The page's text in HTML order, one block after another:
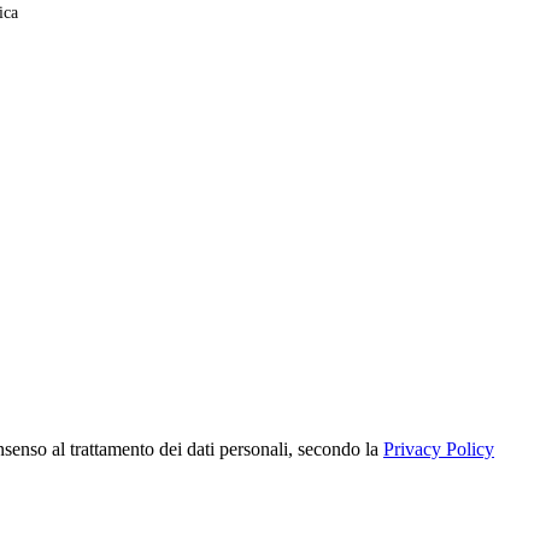
al trattamento dei dati personali, secondo la Privacy Policy